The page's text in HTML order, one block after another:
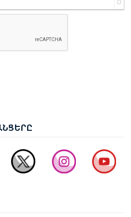
ՋԵՅՀՈՒՆ ԲԱՅՐԱՄՈՎԸ
ՀԱՅԱՍՏԱՆ-ԹՈՒՐՔԻԱ